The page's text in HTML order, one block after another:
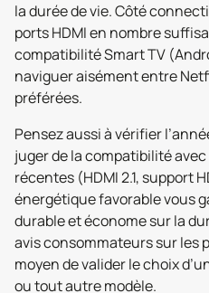
la durée de vie. Côté
ports HDMI en nombre
compatibilité Smart TV
naviguer aisément entre
préférées.
Pensez aussi à vérifier
juger de la compatibilité
récentes (HDMI 2.1, support
énergétique favorable vous
durable et économe sur la
avis consommateurs sur les
moyen de valider le choix
ou tout autre modèle.